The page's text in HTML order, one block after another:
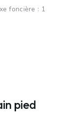
foncière : 1
pied